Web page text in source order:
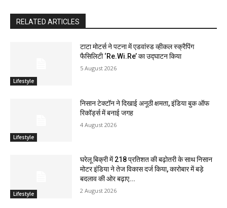
RELATED ARTICLES
Lifestyle
टाटा मोटर्स ने पटना में एडवांस्ड व्हीकल स्क्रैपिंग
फैसिलिटी ‘Re.Wi.Re’ का उद्घाटन किया
5 August 2026
Lifestyle
निसान टेक्टॉन ने दिखाई अनूठी क्षमता, इंडिया बुक ऑफ
रिकॉर्ड्स में बनाई जगह
4 August 2026
Lifestyle
घरेलू बिक्री में 218 प्रतिशत की बढ़ोतरी के साथ निसान
मोटर इंडिया ने तेज विकास दर्ज किया, कारोबार में बड़े
बदलाव की ओर बढ़ाए...
2 August 2026